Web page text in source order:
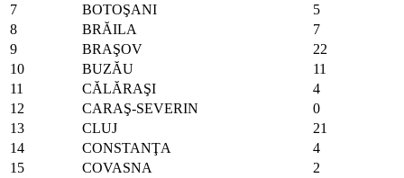
7
BOTOŞANI
5
8
BRĂILA
7
9
BRAŞOV
22
10
BUZĂU
11
11
CĂLĂRAŞI
4
12
CARAŞ-SEVERIN
0
13
CLUJ
21
14
CONSTANŢA
4
15
COVASNA
2